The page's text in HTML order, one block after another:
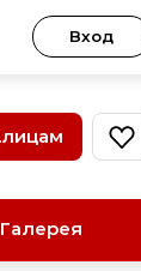
Вход
Галерея